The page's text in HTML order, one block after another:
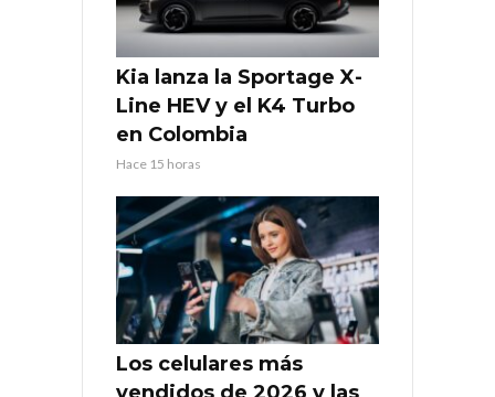
Kia lanza la Sportage X-
Line HEV y el K4 Turbo
en Colombia
Hace 15 horas
Los celulares más
vendidos de 2026 y las